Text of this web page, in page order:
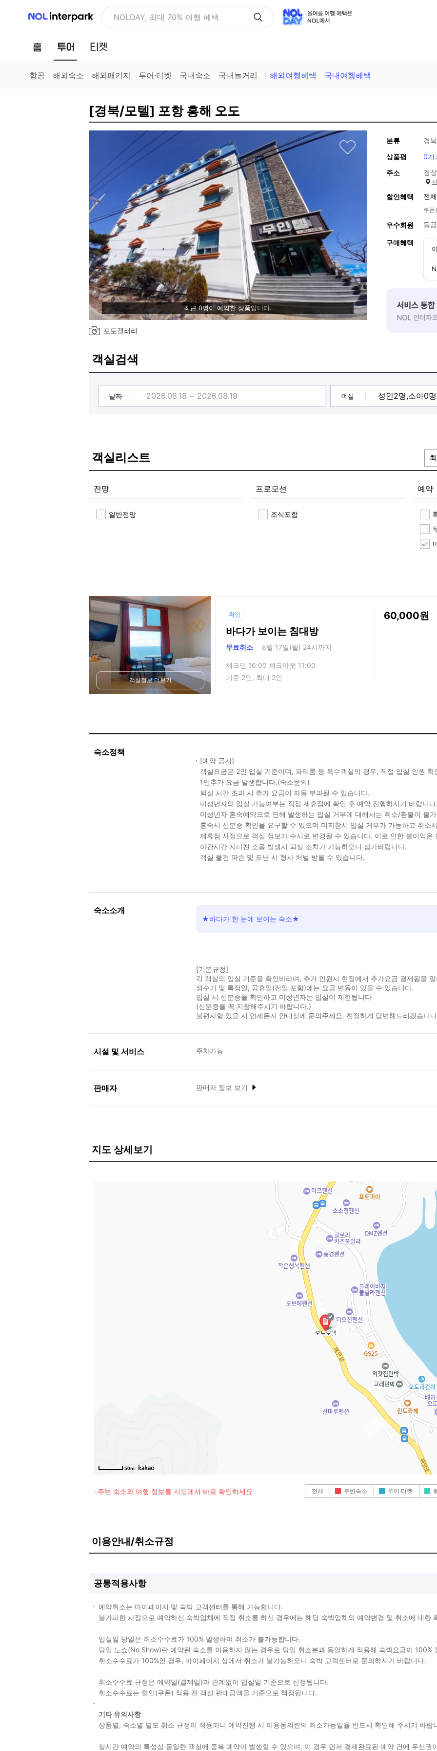
NOL 인터파크 NOLDAY, 최대 70% 여행 혜택
홈 투어
항공 해외숙소 해외패키지 투어·티켓 국내숙소 국내놀거리 해외여행혜택 국내여행혜택
[경북/모텔] 포항 흥해 오도
최근 0명이 예약한 상품입니다.
포토갤러리
분류
경
상품평
0개
주소
경
할인혜택 전
쿠폰
우수회원 등
구매혜택
객실검색
날짜 객실
객실리스트
전망
일반전망
프로모션
조식포함
예약
객실정보 더보기
확정
바다가 보이는 침대방
무료취소 8월 17일(월) 24시까지
체크인 16:00 체크아웃 11:00
기준 2인, 최대 2인
60,000
숙소정책
[예약 공지]
객실요금은 2인 입실 기준이며, 파티룸 등 특수객실의 경우, 직접 입실 인원 확
1인추가 요금 발생합니다.(숙소문의)
퇴실 시간 초과 시 추가 요금이 자동 부과될 수 있습니다.
미성년자의 입실 가능여부는 직접 제휴점에 확인 후 예약 진행하시기 바랍니다.
미성년자 혼숙예약으로 인해 발생하는 입실 거부에 대해서는 취소/환불이 불
혼숙시 신분증 확인을 요구할 수 있으며 미지참시 입실 거부가 가능하고 취소
제휴점 사정으로 객실 정보가 수시로 변경될 수 있습니다. 이로 인한 불이익은
야간시간 지나친 소음 발생시 퇴실 조치가 가능하오니 삼가바랍니다.
객실 물건 파손 및 도난 시 형사 처벌 받을 수 있습니다.
숙소소개
★바다가 한 눈에 보이는 숙소★
[기본규정]
각 객실의 입실 기준을 확인바라며, 추가 인원시 현장에서 추가요금 결제됨을
성수기 및 특정일, 공휴일(전일 포함)에는 요금 변동이 있을 수 있습니다.
입실 시 신분증을 확인하고 미성년자는 입실이 제한됩니다
(신분증을 꼭 지참해주시기 바랍니다.)
불편사항 있을 시 언제든지 안내실에 문의주세요. 친절하게 답변해드리겠습니
시설 및 서비스 주차가능
판매자 판매자 정보 보기
지도 상세보기
50m
· 주변 숙소와 여행 정보를 지도에서 바로 확인하세요 전체 주변숙소 투어·티켓
이용안내/취소규정
공통적용사항
예약취소는 마이페이지 및 숙박 고객센터를 통해 가능합니다.
불가피한 사정으로 예약하신 숙박업체에 직접 취소를 하신 경우에는 해당 숙박업체의 예약변경 및 취소에 대한
입실일 당일은 취소수수료가 100% 발생하여 취소가 불가능합니다.
당일 노쇼(No Show)란 예약된 숙소를 이용하지 않는 경우로 당일 취소분과 동일하게 적용해 숙박요금이 100%
취소수수료가 100%인 경우, 마이페이지 상에서 취소가 불가능하오니 숙박 고객센터로 문의하시기 바랍니다.
취소수수료 규정은 예약일(결제일)과 관계없이 입실일 기준으로 산정됩니다.
취소수수료는 할인(쿠폰) 적용 전 객실 판매금액을 기준으로 책정됩니다.
기타 유의사항
상품별, 숙소별 별도 취소 규정이 적용되니 예약진행 시 이용동의란의 취소가능일을 반드시 확인해 주시기 바랍
실시간 예약의 특성상 동일한 객실에 중복 예약이 발생할 수 있으며, 이 경우 먼저 결제완료된 예약 건에 우선권